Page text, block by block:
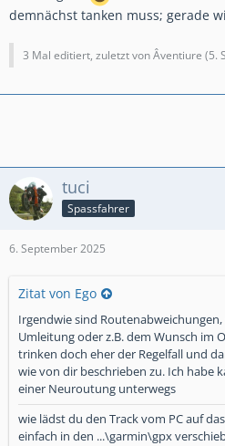
demnächst tanken muss; gerade
3 Mal editiert, zuletzt von Âventiure (5.
tuci
Spassfahrer
6. September 2025
Zitat von Ego
Irgendwie sind
Umleitung oder z.B. dem Wunsch im
trinken doch eher der Regelfall und
wie von dir beschrieben zu. Ich habe
einer Neuroutung unterwegs
wie lädst du den Track vom PC auf
einfach in den ...\garmin\gpx